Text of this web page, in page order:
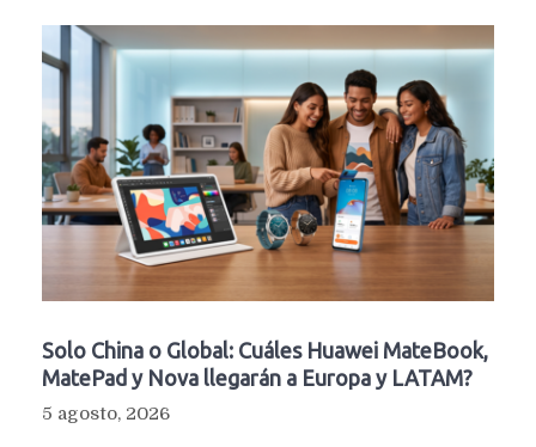
Solo China o Global: Cuáles Huawei MateBook,
MatePad y Nova llegarán a Europa y LATAM?
5 agosto, 2026